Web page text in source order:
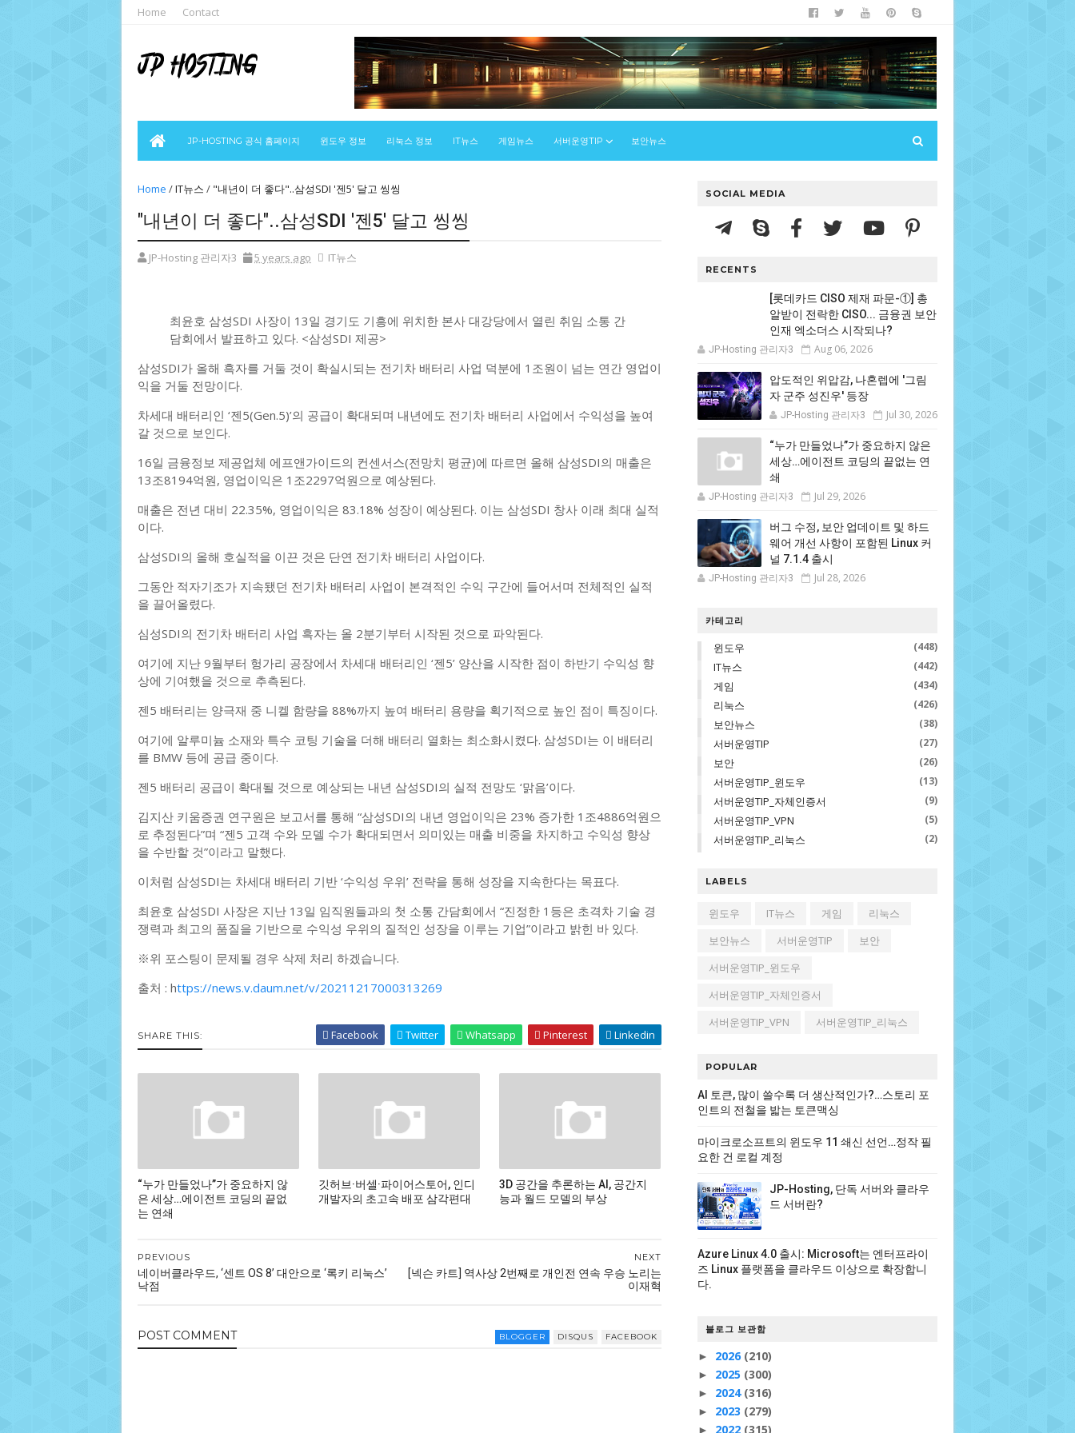
Home Contact
JP-HOSTING 공식 홈페이지 윈도우 정보 리눅스 정보 IT뉴스 게임뉴스 서버운영TIP 보안뉴스
Home /IT뉴스 / "내년이 더 좋다"..삼성SDI '젠5' 달고 씽씽
"내년이 더 좋다"..삼성SDI '젠5' 달고 씽씽
JP-Hosting 관리자3 5 years ago IT뉴스
최윤호 삼성SDI 사장이 13일 경기도 기흥에 위치한 본사 대강당에서 열린 취임 소통 간
담회에서 발표하고 있다. <삼성SDI 제공>
삼성SDI가 올해 흑자를 거둘 것이 확실시되는 전기차 배터리 사업 덕분에 1조원이 넘는 연간 영업이
익을 거둘 전망이다.
차세대 배터리인 ‘젠5(Gen.5)’의 공급이 확대되며 내년에도 전기차 배터리 사업에서 수익성을 높여
갈 것으로 보인다.
16일 금융정보 제공업체 에프앤가이드의 컨센서스(전망치 평균)에 따르면 올해 삼성SDI의 매출은
13조8194억원, 영업이익은 1조2297억원으로 예상된다.
매출은 전년 대비 22.35%, 영업이익은 83.18% 성장이 예상된다. 이는 삼성SDI 창사 이래 최대 실적
이다.
삼성SDI의 올해 호실적을 이끈 것은 단연 전기차 배터리 사업이다.
그동안 적자기조가 지속됐던 전기차 배터리 사업이 본격적인 수익 구간에 들어서며 전체적인 실적
을 끌어올렸다.
심성SDI의 전기차 배터리 사업 흑자는 올 2분기부터 시작된 것으로 파악된다.
여기에 지난 9월부터 헝가리 공장에서 차세대 배터리인 ‘젠5’ 양산을 시작한 점이 하반기 수익성 향
상에 기여했을 것으로 추측된다.
젠5 배터리는 양극재 중 니켈 함량을 88%까지 높여 배터리 용량을 획기적으로 높인 점이 특징이다.
여기에 알루미늄 소재와 특수 코팅 기술을 더해 배터리 열화는 최소화시켰다. 삼성SDI는 이 배터리
를 BMW 등에 공급 중이다.
젠5 배터리 공급이 확대될 것으로 예상되는 내년 삼성SDI의 실적 전망도 ‘맑음’이다.
김지산 키움증권 연구원은 보고서를 통해 “삼성SDI의 내년 영업이익은 23% 증가한 1조4886억원으
로 추정된다”며 “젠5 고객 수와 모델 수가 확대되면서 의미있는 매출 비중을 차지하고 수익성 향상
을 수반할 것”이라고 말했다.
이처럼 삼성SDI는 차세대 배터리 기반 ‘수익성 우위’ 전략을 통해 성장을 지속한다는 목표다.
최윤호 삼성SDI 사장은 지난 13일 임직원들과의 첫 소통 간담회에서 “진정한 1등은 초격차 기술 경
쟁력과 최고의 품질을 기반으로 수익성 우위의 질적인 성장을 이루는 기업”이라고 밝힌 바 있다.
※위 포스팅이 문제될 경우 삭제 처리 하겠습니다.
출처 : https://news.v.daum.net/v/20211217000313269
SHARE THIS: Facebook Twitter Whatsapp Pinterest Linkedin
“누가 만들었나”가 중요하지 않
은 세상…에이전트 코딩의 끝없
는 연쇄
깃허브·버셀·파이어스토어, 인디
개발자의 초고속 배포 삼각편대
3D 공간을 추론하는 AI, 공간지
능과 월드 모델의 부상
NEXT
[넥슨 카트] 역사상 2번째로 개인전 연속 우승 노리는
이재혁
PREVIOUS
네이버클라우드, ‘센트 OS 8’ 대안으로 ‘록키 리눅스’
낙점
POST COMMENT BLOGGER DISQUS FACEBOOK
SOCIAL MEDIA
RECENTS
[롯데카드 CISO 제재 파문-①] 총
알받이 전락한 CISO... 금융권 보안
인재 엑소더스 시작되나?
JP-Hosting 관리자3 Aug 06, 2026
압도적인 위압감, 나혼렙에 '그림
자 군주 성진우' 등장
JP-Hosting 관리자3 Jul 30, 2026
“누가 만들었나”가 중요하지 않은
세상…에이전트 코딩의 끝없는 연
쇄
JP-Hosting 관리자3 Jul 29, 2026
버그 수정, 보안 업데이트 및 하드
웨어 개선 사항이 포함된 Linux 커
널 7.1.4 출시
JP-Hosting 관리자3 Jul 28, 2026
카테고리
윈도우 (448)
IT뉴스 (442)
게임 (434)
리눅스 (426)
보안뉴스 (38)
서버운영TIP (27)
보안 (26)
서버운영TIP_윈도우 (13)
서버운영TIP_자체인증서 (9)
서버운영TIP_VPN (5)
서버운영TIP_리눅스 (2)
LABELS
윈도우 IT뉴스 게임
리눅스
보안뉴스
서버운영TIP
보안
서버운영TIP_윈도우
서버운영TIP_자체인증서
서버운영TIP_VPN
서버운영TIP_리눅스
POPULAR
AI 토큰, 많이 쓸수록 더 생산적인가?…스토리 포
인트의 전철을 밟는 토큰맥싱
마이크로소프트의 윈도우 11 쇄신 선언…정작 필
요한 건 로컬 계정
JP-Hosting, 단독 서버와 클라우
드 서버란?
Azure Linux 4.0 출시: Microsoft는 엔터프라이
즈 Linux 플랫폼을 클라우드 이상으로 확장합니
다.
블로그 보관함
► 2026 (210)
► 2025 (300)
► 2024 (316)
► 2023 (279)
► 2022 (315)